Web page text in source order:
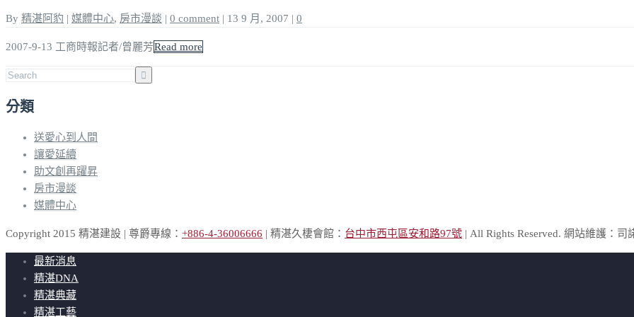
By 精湛阿豹 | 媒體中心, 房市漫談 | 0 comment | 13 9 月, 2007 | 0
2007-9-13 工商時報記者/曾麗芳Read more
分類
送愛心到人間
讓愛延續
助文創再躍昇
房市漫談
媒體中心
Copyright 2015 精湛建設 | 尊爵專線： +886-4-36006666 | 精湛久棲會館： 台中市西屯區安和路97號 | All Rights Reserved. 網站維護：司
最新消息
精湛DNA
精湛典藏
精湛工藝